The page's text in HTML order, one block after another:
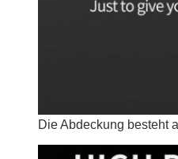
Die Abdeckung besteht